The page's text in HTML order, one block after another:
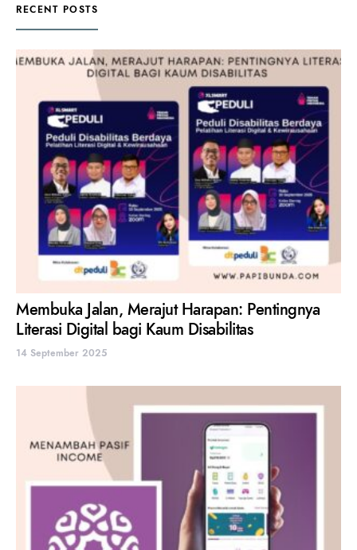
RECENT POSTS
Membuka Jalan, Merajut Harapan: Pentingnya
Literasi Digital bagi Kaum Disabilitas
14 September 2025